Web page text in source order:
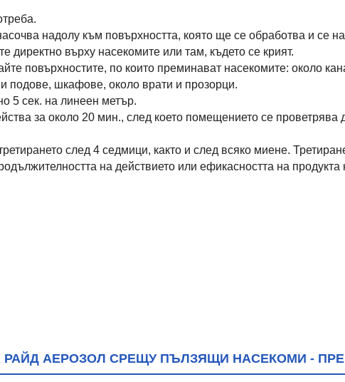
надолу към повърхността, която ще се обработва и се
директно върху насекомите или там, където се крият.
повърхностите, по които преминават насекомите: около
подове, шкафове, около врати и прозорци.
5 сек. на линеен метър.
за около 20 мин., след което помещението се
след 4 седмици, както и след всяко миене.
на действието или ефикасността на
АЕРОЗОЛ СРЕЩУ ПЪЛЗЯЩИ НАСЕКОМИ -